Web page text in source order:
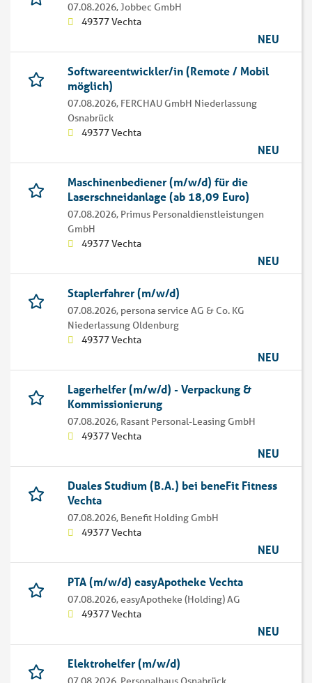
07.08.2026,Jobbec GmbH
49377 Vechta
NEU
Softwareentwickler/in (Remote / Mobil
möglich)
07.08.2026, FERCHAU GmbH Niederlassung
Osnabrück
49377 Vechta
NEU
Maschinenbediener (m/w/d) für die
Laserschneidanlage (ab 18,09 Euro)
07.08.2026, Primus Personaldienstleistungen
GmbH
49377 Vechta
NEU
Staplerfahrer (m/w/d)
07.08.2026, persona service AG & Co. KG
Niederlassung Oldenburg
49377 Vechta
NEU
Lagerhelfer (m/w/d) - Verpackung &
Kommissionierung
07.08.2026, Rasant Personal-Leasing GmbH
49377 Vechta
NEU
Duales Studium (B.A.) bei beneFit Fitness
Vechta
07.08.2026, Benefit Holding GmbH
49377 Vechta
NEU
PTA (m/w/d) easyApotheke Vechta
07.08.2026,easyApotheke (Holding) AG
49377 Vechta
NEU
Elektrohelfer (m/w/d)